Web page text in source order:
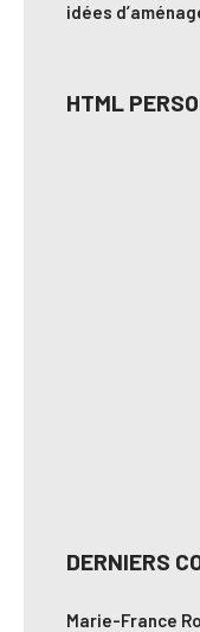
idées
HTML
DERNIERS
Marie-France